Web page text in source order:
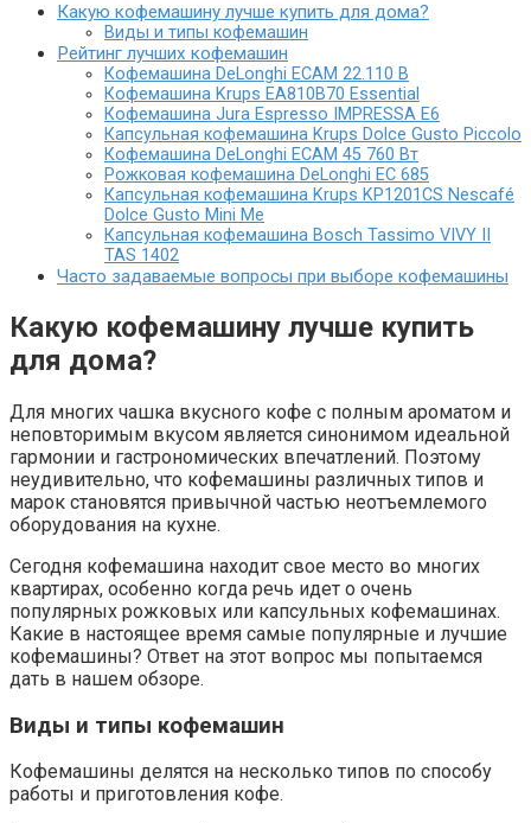
Какую кофемашину лучше купить для дома?
Виды и типы кофемашин
Рейтинг лучших кофемашин
Кофемашина DeLonghi ECAM 22.110 B
Кофемашина Krups EA810B70 Essential
Кофемашина Jura Espresso IMPRESSA E6
Капсульная кофемашина Krups Dolce Gusto Piccolo
Кофемашина DeLonghi ECAM 45 760 Вт
Рожковая кофемашина DeLonghi EC 685
Капсульная кофемашина Krups KP1201CS Nescafé
Dolce Gusto Mini Me
Капсульная кофемашина Bosch Tassimo VIVY II
TAS 1402
Часто задаваемые вопросы при выборе кофемашины
Какую кофемашину лучше купить
для дома?
Для многих чашка вкусного кофе с полным ароматом и
неповторимым вкусом является синонимом идеальной
гармонии и гастрономических впечатлений. Поэтому
неудивительно, что кофемашины различных типов и
марок становятся привычной частью неотъемлемого
оборудования на кухне.
Сегодня кофемашина находит свое место во многих
квартирах, особенно когда речь идет о очень
популярных рожковых или капсульных кофемашинах.
Какие в настоящее время самые популярные и лучшие
кофемашины? Ответ на этот вопрос мы попытаемся
дать в нашем обзоре.
Виды и типы кофемашин
Кофемашины делятся на несколько типов по способу
работы и приготовления кофе.